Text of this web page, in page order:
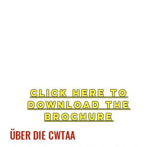
Click Here To
Download the
brochure
ÜBER DIE CWTAA